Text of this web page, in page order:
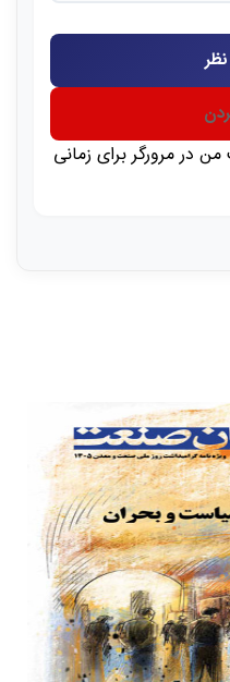
در مرورگر برای زمانی